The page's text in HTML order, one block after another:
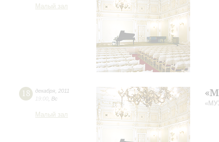
Малый зал
18 декабря 2011
19:00 Вс
Малый зал